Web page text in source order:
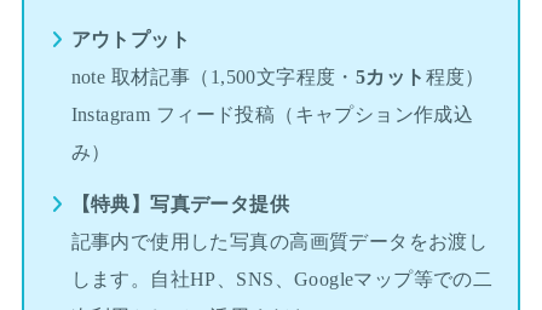
アウトプット
note 取材記事（1,500文字程度・ 5カット 程度）
Instagram フィード投稿（キャプション作成込
み）
【特典】写真データ提供
記事内で使用した写真の高画質データをお渡し
します。自社HP、SNS、Googleマップ等での二